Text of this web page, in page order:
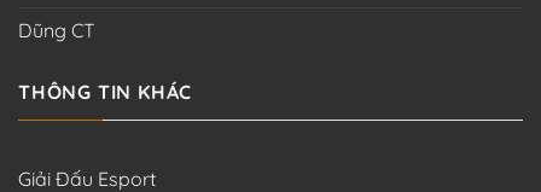
Dũng CT
THÔNG TIN KHÁC
Giải Đấu Esport